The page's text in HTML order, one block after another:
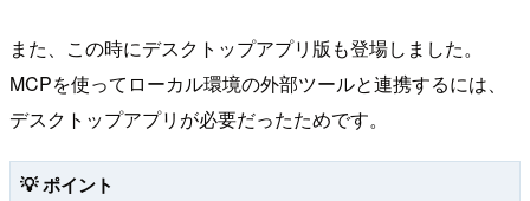
また、この時にデスクトップアプリ版も登場しました。
MCPを使ってローカル環境の外部ツールと連携するには、
デスクトップアプリが必要だったためです。
💡 ポイント